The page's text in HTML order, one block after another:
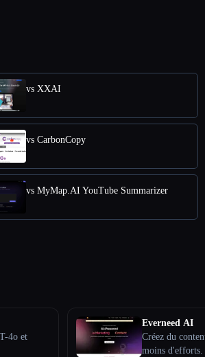
vs XXAI
vs CarbonCopy
vs MyMap.AI YouTube Summarizer
4o et
Everneed AI
Créez du
moins d'efforts.